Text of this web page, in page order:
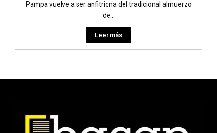
Pampa vuelve a ser anfitriona del tradicional almuerzo
de...
Leer más